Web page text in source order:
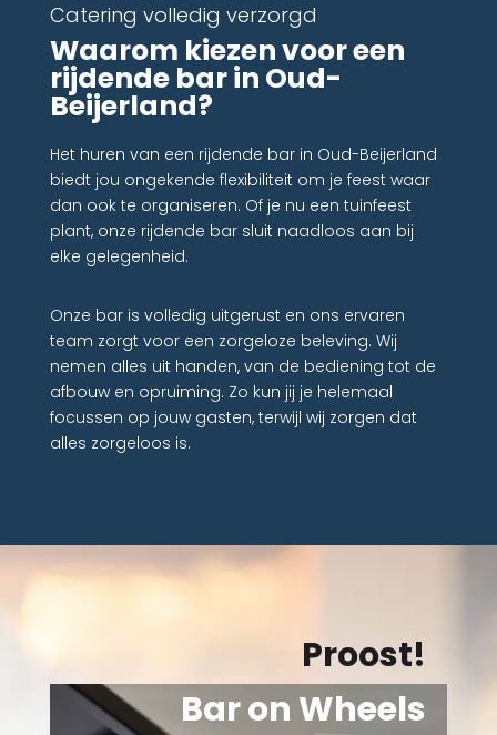
Catering volledig verzorgd
Waarom kiezen voor een
rijdende bar in Oud-
Beijerland?
Het huren van een rijdende bar in Oud-Beijerland
biedt jou ongekende flexibiliteit om je feest waar
dan ook te organiseren. Of je nu een tuinfeest
plant, onze rijdende bar sluit naadloos aan bij
elke gelegenheid.
Onze bar is volledig uitgerust en ons ervaren
team zorgt voor een zorgeloze beleving. Wij
nemen alles uit handen, van de bediening tot de
afbouw en opruiming. Zo kun jij je helemaal
focussen op jouw gasten, terwijl wij zorgen dat
alles zorgeloos is.
Proost!
Bar on Wheels